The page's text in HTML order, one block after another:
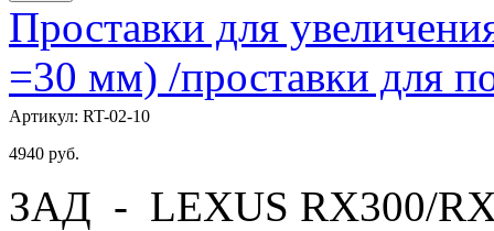
Проставки для
=30 мм) /проставки для
Артикул: RT-02-10
4940 руб.
ЗАД - LEXUS RX300/